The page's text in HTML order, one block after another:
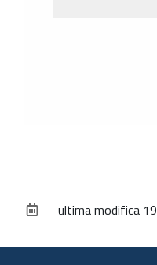
documentoultima modifica